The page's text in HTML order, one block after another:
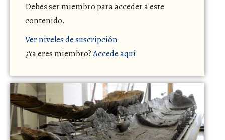
Debes ser miembro para acceder a este
contenido.
Ver niveles de suscripción
¿Ya eres miembro?Accede aquí